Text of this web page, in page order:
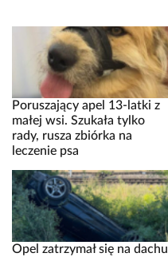
Poruszający apel 13-latki z
małej wsi. Szukała tylko
rady, rusza zbiórka na
leczenie psa
Opel zatrzymał się na dachu